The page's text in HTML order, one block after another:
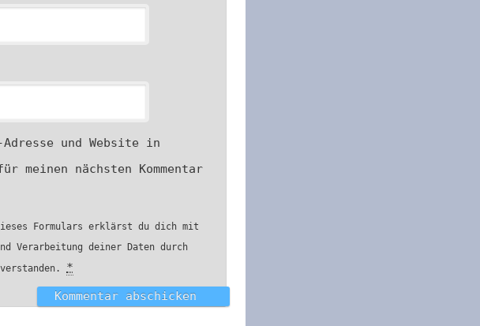
Adresse und Website in
meinen nächsten Kommentar
Formulars erklärst du dich mit
Verarbeitung deiner Daten durch
*